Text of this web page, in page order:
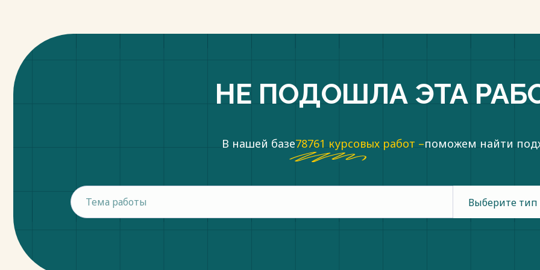
НЕ ПОДОШЛА ЭТА
В нашей базе78761 курсовых работ –поможем найти
Выберите тип